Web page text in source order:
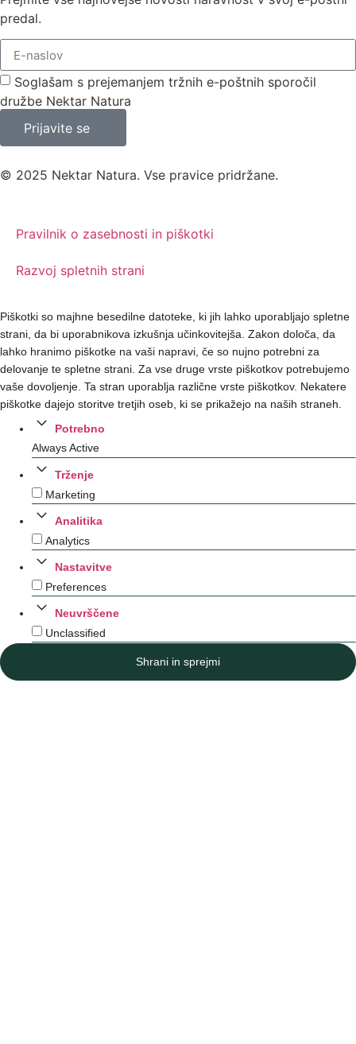
predal.
Soglašam s prejemanjem tržnih e-poštnih sporočil
družbe Nektar Natura
Prijavite se
© 2025 Nektar Natura. Vse pravice pridržane.
Pravilnik o zasebnosti in piškotki
Razvoj spletnih strani
Piškotki so majhne besedilne datoteke, ki jih lahko uporabljajo spletne
strani, da bi uporabnikova izkušnja učinkovitejša. Zakon določa, da
lahko hranimo piškotke na vaši napravi, če so nujno potrebni za
delovanje te spletne strani. Za vse druge vrste piškotkov potrebujemo
vaše dovoljenje. Ta stran uporablja različne vrste piškotkov. Nekatere
piškotke dajejo storitve tretjih oseb, ki se prikažejo na naših straneh.
Potrebno
Always Active
Trženje
Marketing
Analitika
Analytics
Nastavitve
Preferences
Neuvrščene
Unclassified
Shrani in sprejmi